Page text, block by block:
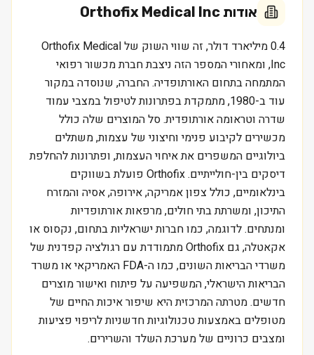
אודות Orthofix Medical Inc
0.4 מיליארד דולר, זה שווי השוק של Orthofix Medical
Inc, ומאחורי המספר הזה ניצבת חברת מכשור רפואי
המתמחה בתחום האורתופדיה. החברה, שנוסדה במקור
עוד ב-1980, מתמקדת בפתרונות לטיפול במצבי עמוד
שדרה וטראומה אורתופדית. סל המוצרים שלה כולל
מכשירים לקיבוע פנימי וחיצוני של עצמות, משתלים
ביולוגיים המשפרים את איחוי העצמות, ופתרונות להחלפת
דיסקים בין-חולייתיים. Orthofix פועלת בשווקים
בינלאומיים, כולל צפון אמריקה, אירופה, אסיה והמזרח
התיכון, ומשרתת בתי חולים, מרפאות אורתופדיות
ומנתחים. לדוגמה, כמו חברות ישראליות בתחום, נקסוס או
אקאטלה, גם Orthofix מתמודדת עם רגולציה קפדנית של
משרדי הבריאות השונים, כמו ה-FDA האמריקאי או משרד
הבריאות הישראלי, המשפיעה על פיתוח ואישור מוצרים
חדשים. מטרתה המרכזית היא שיפור איכות החיים של
מטופלים באמצעות טכנולוגיות חדשניות לריפוי פציעות
ומצבים כרוניים של מערכת השלד והשרירים.